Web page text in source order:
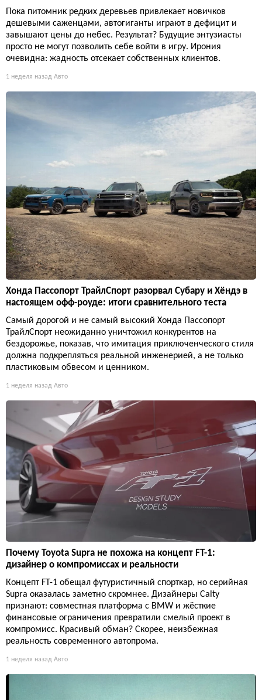
Пока питомник редких деревьев привлекает новичков
дешевыми саженцами, автогиганты играют в дефицит и
завышают цены до небес. Результат? Будущие энтузиасты
просто не могут позволить себе войти в игру. Ирония
очевидна: жадность отсекает собственных клиентов.
1 неделя назад Авто
Хонда Пассопорт ТрайлСпорт разорвал Субару и Хёндэ в
настоящем офф-роуде: итоги сравнительного теста
Самый дорогой и не самый высокий Хонда Пассопорт
ТрайлСпорт неожиданно уничтожил конкурентов на
бездорожье, показав, что имитация приключенческого стиля
должна подкрепляться реальной инженерией, а не только
пластиковым обвесом и ценником.
1 неделя назад Авто
Почему Toyota Supra не похожа на концепт FT-1:
дизайнер о компромиссах и реальности
Концепт FT-1 обещал футуристичный спорткар, но серийная
Supra оказалась заметно скромнее. Дизайнеры Calty
признают: совместная платформа с BMW и жёсткие
финансовые ограничения превратили смелый проект в
компромисс. Красивый обман? Скорее, неизбежная
реальность современного автопрома.
1 неделя назад Авто